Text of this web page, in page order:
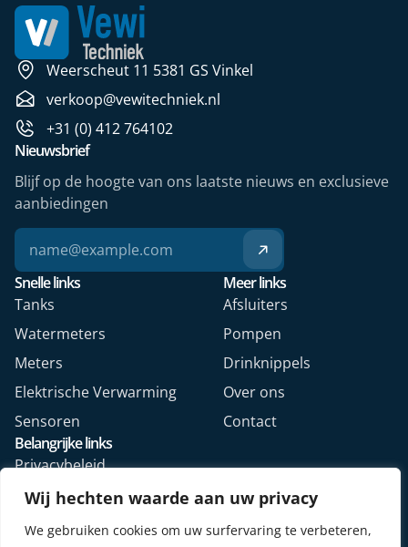
Wij hechten waarde aan uw privacy
We gebruiken cookies om uw surfervaring te verbeteren,
Weerscheut 11 5381 GS Vinkel
verkoop@vewitechniek.nl
+31 (0) 412 764102
Snelle links
Tanks
Watermeters
Meters
Elektrische Verwarming
Sensoren
Meer links
Afsluiters
Pompen
Drinknippels
Over ons
Contact
Belangrijke links
Privacybeleid
Algemene voorwaarden
Veelgestelde vragen
Nieuwsbrief
Blijf op de hoogte van ons laatste nieuws en exclusieve
aanbiedingen